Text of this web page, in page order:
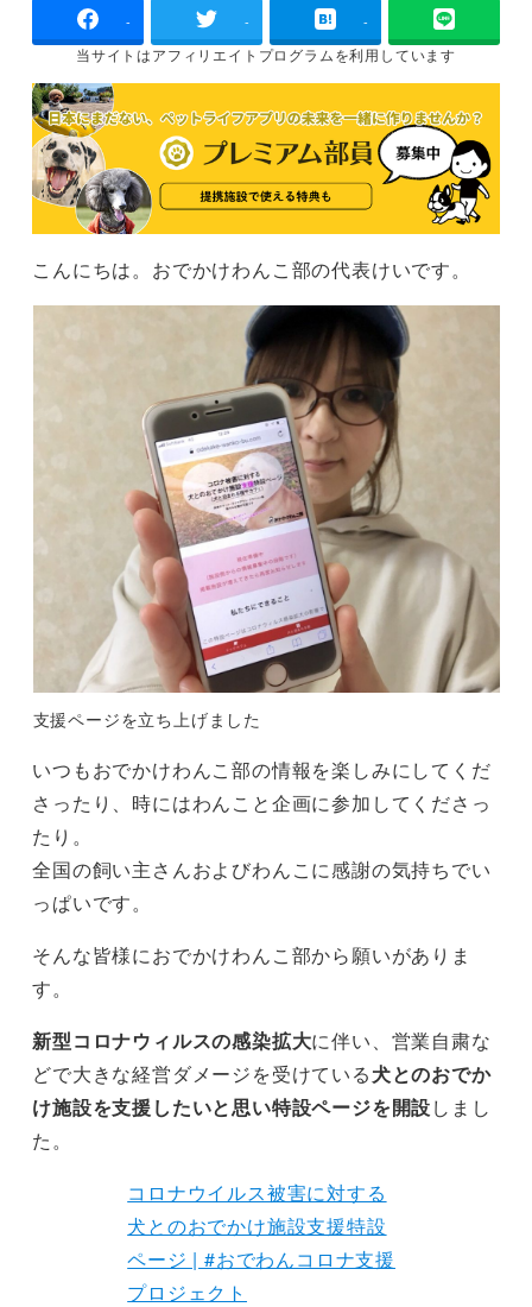
- - -
当サイトはアフィリエイトプログラムを利用しています
こんにちは。おでかけわんこ部の代表けいです。
支援ページを立ち上げました
いつもおでかけわんこ部の情報を楽しみにしてくだ
さったり、時にはわんこと企画に参加してくださっ
たり。
全国の飼い主さんおよびわんこに感謝の気持ちでい
っぱいです。
そんな皆様におでかけわんこ部から願いがありま
す。
新型コロナウィルスの感染拡大に伴い、営業自粛な
どで大きな経営ダメージを受けている犬とのおでか
け施設を支援したいと思い特設ページを開設しまし
た。
コロナウイルス被害に対する
犬とのおでかけ施設支援特設
ページ | #おでわんコロナ支援
プロジェクト